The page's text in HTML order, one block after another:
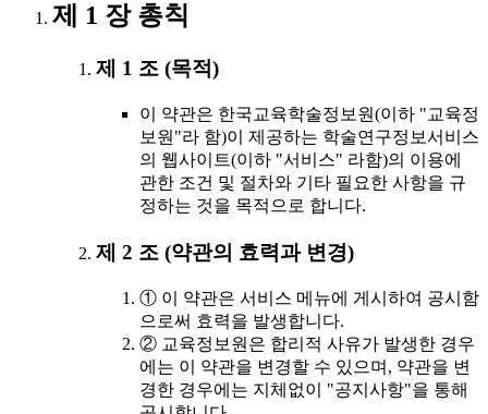
제 1 장 총칙
제 1 조 (목적)
이 약관은 한국교육학술정보원(이하 "교육정
보원"라 함)이 제공하는 학술연구정보서비스
의 웹사이트(이하 "서비스" 라함)의 이용에
관한 조건 및 절차와 기타 필요한 사항을 규
정하는 것을 목적으로 합니다.
제 2 조 (약관의 효력과 변경)
① 이 약관은 서비스 메뉴에 게시하여 공시함
으로써 효력을 발생합니다.
② 교육정보원은 합리적 사유가 발생한 경우
에는 이 약관을 변경할 수 있으며, 약관을 변
경한 경우에는 지체없이 "공지사항"을 통해